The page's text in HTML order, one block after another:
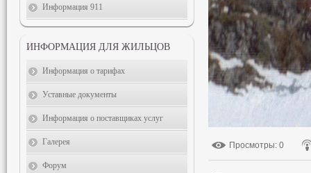
Просмотры: 0
Информация 911
ИНФОРМАЦИЯ ДЛЯ ЖИЛЬЦОВ
Информация о тарифах
Уставные документы
Информация о поставщиках услуг
Галерея
Форум